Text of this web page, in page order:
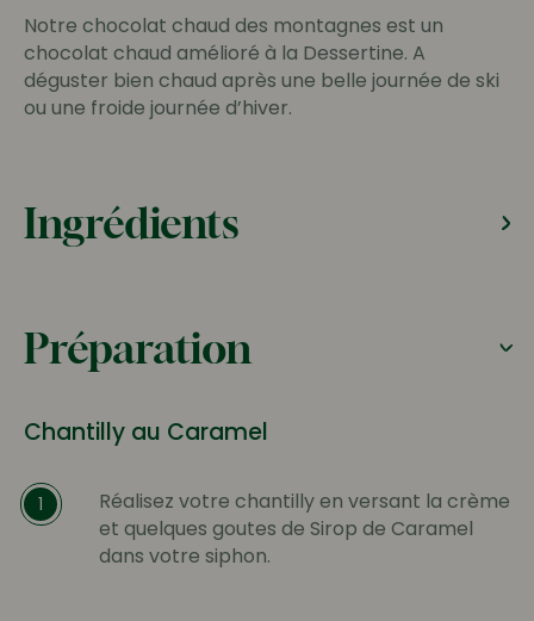
Notre chocolat chaud des montagnes est un
chocolat chaud amélioré à la Dessertine. A
déguster bien chaud après une belle journée de ski
ou une froide journée d’hiver.
Ingrédients
Préparation
Chantilly au Caramel
1
Réalisez votre chantilly en versant la crème
et quelques goutes de Sirop de Caramel
dans votre siphon.